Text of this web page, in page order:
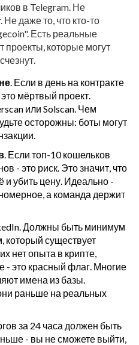
в Telegram. Не
даже то, что кто-то
Есть реальные
проекты, которые могут
. Если в день на контракте
мёртвый проект.
или Solscan. Чем
осторожны: боты могут
. Если топ-10 кошельков
- это риск. Это значит, что
и убить цену. Идеально -
а команда держит
Должны быть минимум
который существует
нет опыта в крипте,
- это красный флаг. Многие
имена из базы.
раньше на реальных
за 24 часа должен быть
- вы не сможете выйти,